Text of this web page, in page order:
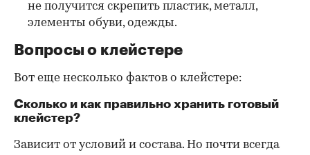
не получится скрепить пластик, металл,
элементы обуви, одежды.
Вопросы о клейстере
Вот еще несколько фактов о клейстере:
Сколько и как правильно хранить готовый
клейстер?
Зависит от условий и состава. Но почти всегда